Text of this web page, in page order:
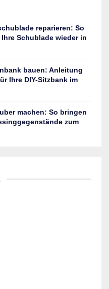
reparieren: So
Schublade wieder in
bauen: Anleitung
Ihre DIY-Sitzbank im
machen: So bringen
zum